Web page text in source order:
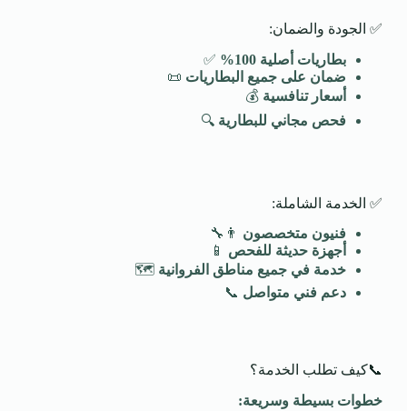
✅ الجودة والضمان:
بطاريات أصلية 100
%
✅
ضمان على جميع البطاريات 📜
أسعار تنافسية 💰
فحص مجاني للبطارية 🔍
✅ الخدمة الشاملة:
فنيون متخصصون 👨‍🔧
أجهزة حديثة للفحص 📱
خدمة في جميع مناطق الفروانية 🗺️
دعم فني متواصل 📞
📞كيف تطلب الخدمة؟
خطوات بسيطة وسريعة: